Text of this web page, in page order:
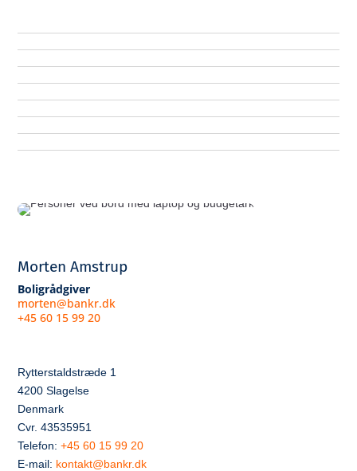
Morten Amstrup
Boligrådgiver
morten@bankr.dk
+45 60 15 99 20
Rytterstaldstræde 1
4200 Slagelse
Denmark
Cvr. 43535951
Telefon:+45 60 15 99 20
E-mail: kontakt@bankr.dk